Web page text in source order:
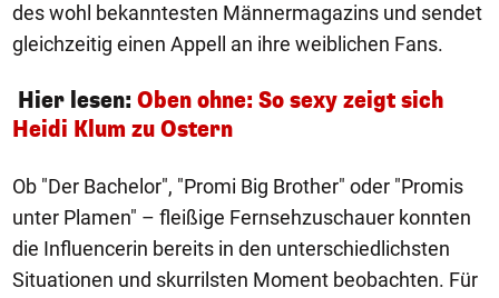
des wohl bekanntesten Männermagazins und sendet
gleichzeitig einen Appell an ihre weiblichen Fans.
Hier lesen: Oben ohne: So sexy zeigt sich
Heidi Klum zu Ostern
Ob "Der Bachelor", "Promi Big Brother" oder "Promis
unter Plamen" – fleißige Fernsehzuschauer konnten
die Influencerin bereits in den unterschiedlichsten
Situationen und skurrilsten Moment beobachten. Für